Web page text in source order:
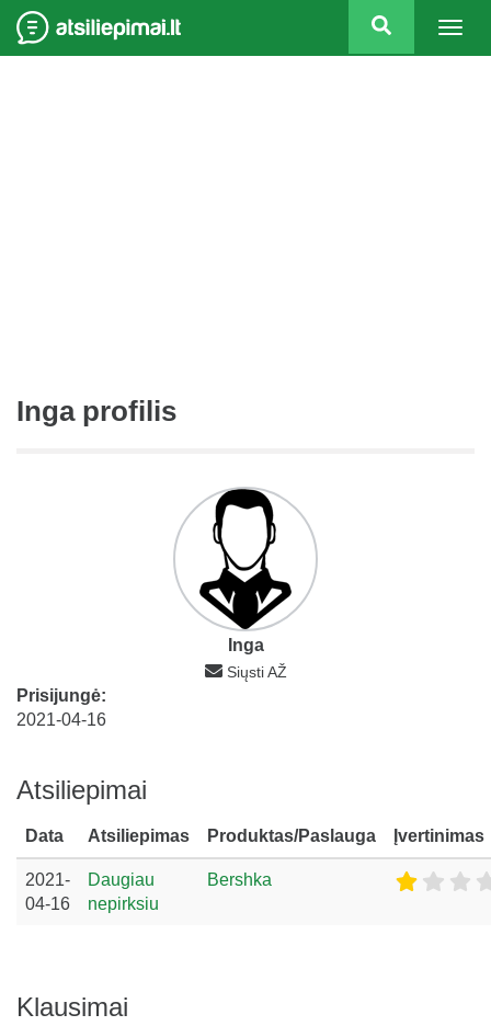
Inga profilis
Inga
Siųsti AŽ
Prisijungė:
2021-04-16
Atsiliepimai
Data Atsiliepimas Produktas/Paslauga Įvertinimas
2021-
04-16
Daugiau
nepirksiu
Bershka
Klausimai